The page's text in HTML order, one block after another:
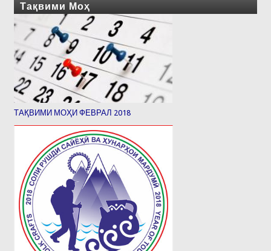
Тақвими Моҳ
ТАҚВИМИ МОҲИ ФЕВРАЛ 2018